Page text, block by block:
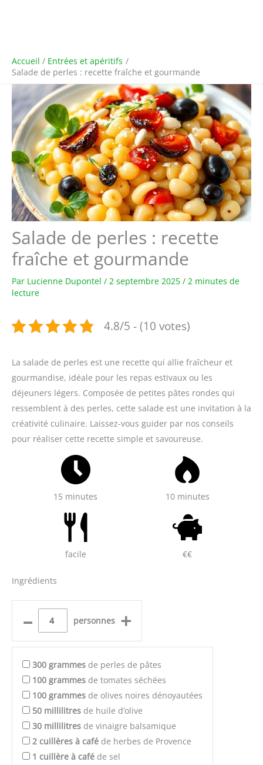
Accueil
Entrées et apéritifs
Salade de perles : recette fraîche et gourmande
Salade de perles : recette
fraîche et gourmande
Par Lucienne Dupontel / 2 septembre 2025 / 2 minutes de
lecture
4.8/5 - (10 votes)
La salade de perles est une recette qui allie fraîcheur et
gourmandise, idéale pour les repas estivaux ou les
déjeuners légers. Composée de petites pâtes rondes qui
ressemblent à des perles, cette salade est une invitation à la
créativité culinaire. Laissez-vous guider par nos conseils
pour réaliser cette recette simple et savoureuse.
15 minutes 10 minutes
facile €€
Ingrédients
– personnes +
300 grammes de perles de pâtes
100 grammes de tomates séchées
100 grammes de olives noires dénoyautées
50 millilitres de huile d’olive
30 millilitres de vinaigre balsamique
2 cuillères à café de herbes de Provence
1 cuillère à café de sel